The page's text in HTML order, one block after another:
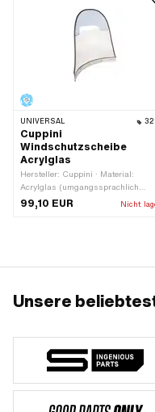
UNIVERSAL
Cuppini
Windschutzscheibe
Acrylglas
Hersteller: Cuppini · Material:
Acrylglas (umgangssprachlich
bekannt als Plexiglas) · Breite: 540
99,10 EUR Nicht
Unsere